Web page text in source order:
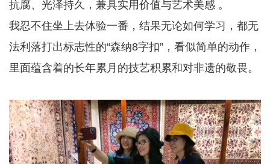
抗腐、光泽持久，兼具实用价值与艺术美感 。
我忍不住坐上去体验一番，结果无论如何学习，都无
法利落打出标志性的“森纳8字扣”，看似简单的动作，
里面蕴含着的长年累月的技艺积累和对非遗的敬畏。